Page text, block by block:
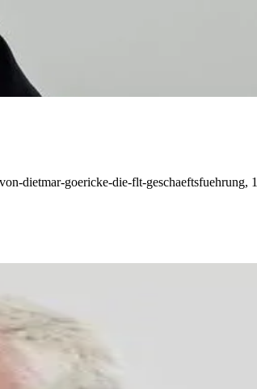
dietmar-goericke-die-flt-geschaeftsfuehrung,